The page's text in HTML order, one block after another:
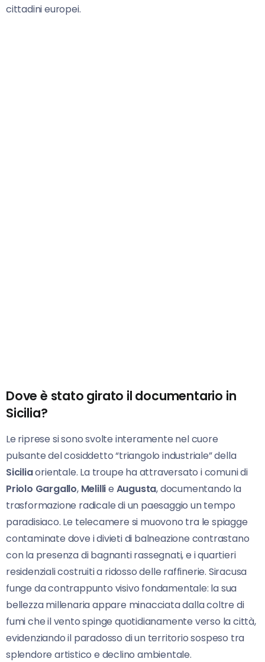
cittadini europei.
Dove è stato girato il documentario in
Sicilia?
Le riprese si sono svolte interamente nel cuore
pulsante del cosiddetto “triangolo industriale” della
Siciliaorientale. La troupe ha attraversato i comuni di
Priolo Gargallo, Melillie Augusta, documentando la
trasformazione radicale di un paesaggio un tempo
paradisiaco. Le telecamere si muovono tra le spiagge
contaminate dove i divieti di balneazione contrastano
con la presenza di bagnanti rassegnati, e i quartieri
residenziali costruiti a ridosso delle raffinerie. Siracusa
funge da contrappunto visivo fondamentale: la sua
bellezza millenaria appare minacciata dalla coltre di
fumi che il vento spinge quotidianamente verso la città,
evidenziando il paradosso di un territorio sospeso tra
splendore artistico e declino ambientale.